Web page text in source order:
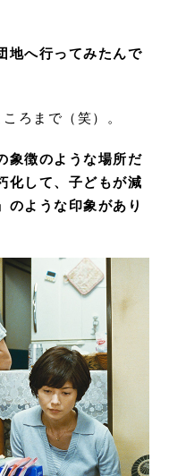
地へ行ってみたんで
ろまで（笑）。
象徴のような場所だ
化して、子どもが減
のような印象があり